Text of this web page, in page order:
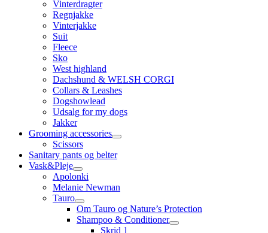
Vinterdragter
Regnjakke
Vinterjakke
Suit
Fleece
Sko
West highland
Dachshund & WELSH CORGI
Collars & Leashes
Dogshowlead
Udsalg for my dogs
Jakker
Grooming accessories
Scissors
Sanitary pants og belter
Vask&Pleje
Apolonki
Melanie Newman
Tauro
Om Tauro og Nature’s Protection
Shampoo & Conditioner
Skrid 1